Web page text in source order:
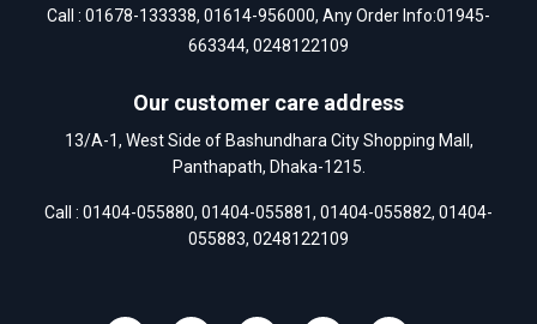
Call : 01678-133338, 01614-956000, Any Order Info:01945-
663344, 0248122109
Our customer care address
13/A-1, West Side of Bashundhara City Shopping Mall,
Panthapath, Dhaka-1215.
Call : 01404-055880, 01404-055881, 01404-055882, 01404-
055883, 0248122109